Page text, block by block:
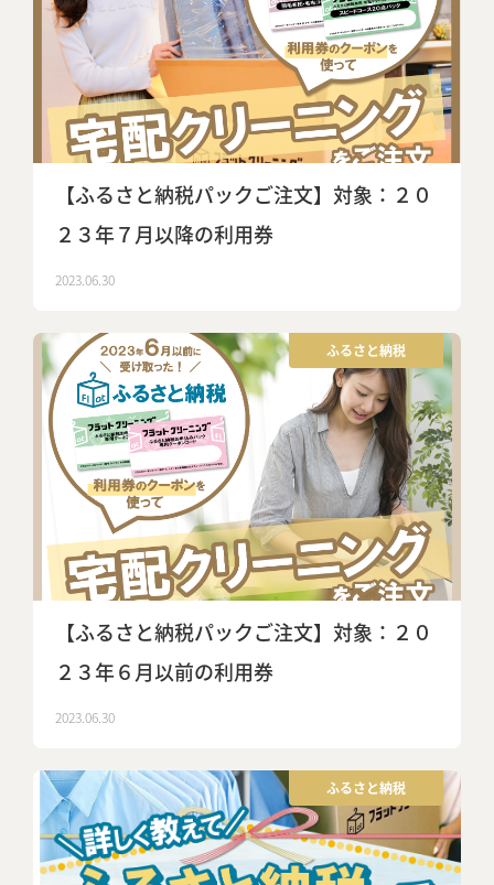
【ふるさと納税パックご注文】対象：２０
２３年７月以降の利用券
2023.06.30
ふるさと納税
【ふるさと納税パックご注文】対象：２０
２３年６月以前の利用券
2023.06.30
ふるさと納税